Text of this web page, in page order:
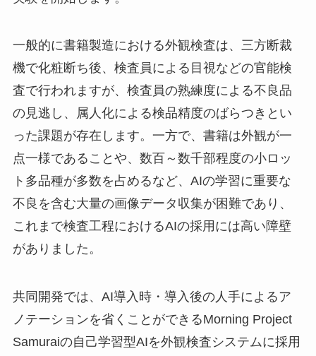
一般的に書籍製造における外観検査は、三方断裁
機で化粧断ち後、検査員による目視などの官能検
査で行われますが、検査員の熟練度による不良品
の見逃し、属人化による検品精度のばらつきとい
った課題が存在します。一方で、書籍は外観が一
点一様であることや、数百～数千部程度の小ロッ
ト多品種が多数を占めるなど、AIの学習に重要な
不良を含む大量の画像データ収集が困難であり、
これまで検査工程におけるAIの採用には高い障壁
がありました。
共同開発では、AI導入時・導入後の人手によるア
ノテーションを省くことができるMorning Project
Samuraiの自己学習型AIを外観検査システムに採用